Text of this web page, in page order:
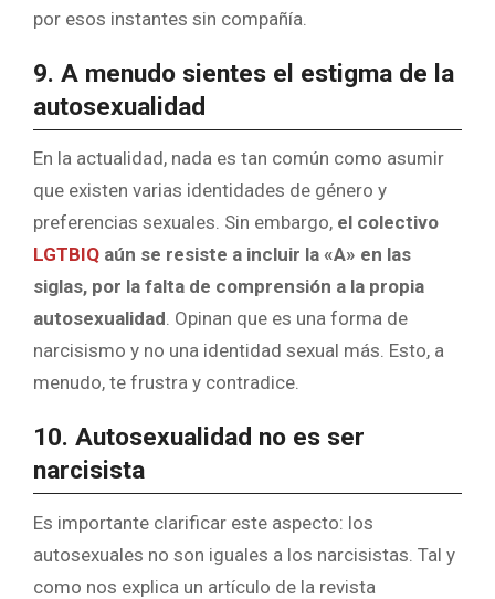
por esos instantes sin compañía.
9. A menudo sientes el estigma de la
autosexualidad
En la actualidad, nada es tan común como asumir
que existen varias identidades de género y
preferencias sexuales. Sin embargo, el colectivo
LGTBIQ aún se resiste a incluir la «A» en las
siglas, por la falta de comprensión a la propia
autosexualidad. Opinan que es una forma de
narcisismo y no una identidad sexual más. Esto, a
menudo, te frustra y contradice.
10. Autosexualidad no es ser
narcisista
Es importante clarificar este aspecto: los
autosexuales no son iguales a los narcisistas. Tal y
como nos explica un artículo de la revista